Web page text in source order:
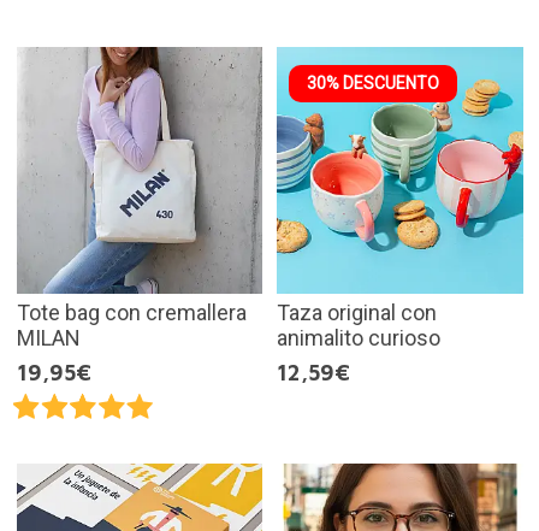
Tote bag con cremallera
MILAN
19,95€
30% DESCUENTO
Taza original con
animalito curioso
12,59€